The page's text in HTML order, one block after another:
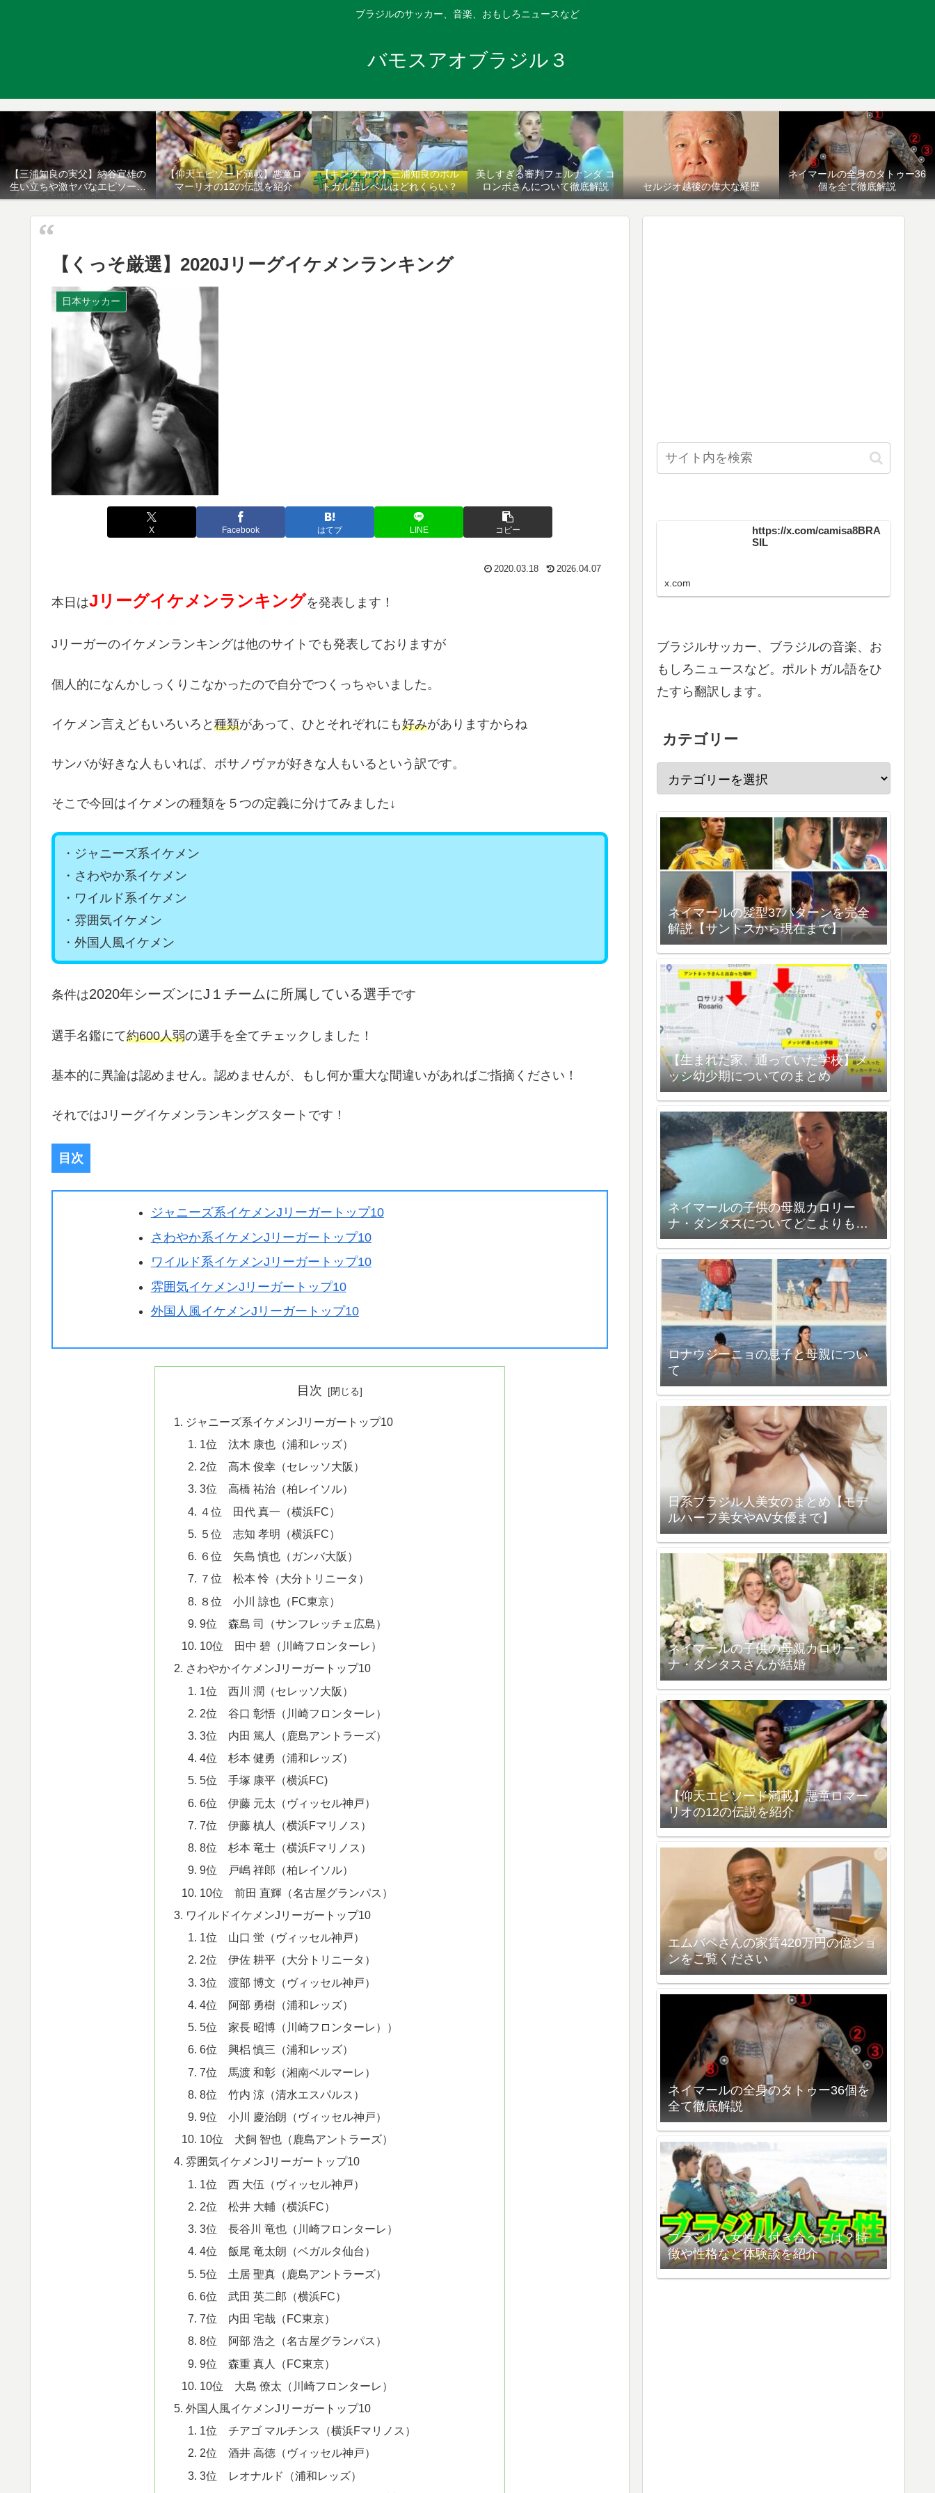
ブラジルのサッカー、音楽、おもしろニュースなど
バモスアオブラジル３
【三浦知良の実父】納谷宣雄の
生い立ちや激ヤバなエピソード
について
【仰天エピソード満載】悪童ロ
マーリオの12の伝説を紹介
【キング カズ】三浦知良のポル
トガル語レベルはどれくらい？
美しすぎる審判フェルナンダ コ
ロンボさんについて徹底解説
セルジオ越後の偉大な経歴
ネイマールの全身のタトゥー36
個を全て徹底解説
【くっそ厳選】2020Jリーグイケメンランキング
日本サッカー
X Facebook はてブ LINE コピー
2020.03.18 2026.04.07
本日はJリーグイケメンランキングを発表します！
Jリーガーのイケメンランキングは他のサイトでも発表しておりますが
個人的になんかしっくりこなかったので自分でつくっちゃいました。
イケメン言えどもいろいろと 種類があって、ひとそれぞれにも好みがありますからね
サンバが好きな人もいれば、ボサノヴァが好きな人もいるという訳です。
そこで今回はイケメンの種類を５つの定義に分けてみました↓
・ジャニーズ系イケメン
・さわやか系イケメン
・ワイルド系イケメン
・雰囲気イケメン
・外国人風イケメン
条件は2020年シーズンにJ１チームに所属している選手です
選手名鑑にて約600人弱の選手を全てチェックしました！
基本的に異論は認めません。認めませんが、もし何か重大な間違いがあればご指摘ください！
それではJリーグイケメンランキングスタートです！
目次
ジャニーズ系イケメンJリーガートップ10
さわやか系イケメンJリーガートップ10
ワイルド系イケメンJリーガートップ10
雰囲気イケメンJリーガートップ10
外国人風イケメンJリーガートップ10
目次
ジャニーズ系イケメンJリーガートップ10
1位 汰木 康也（浦和レッズ）
2位 高木 俊幸（セレッソ大阪）
3位 高橋 祐治（柏レイソル）
４位 田代 真一（横浜FC）
５位 志知 孝明（横浜FC）
６位 矢島 慎也（ガンバ大阪）
７位 松本 怜（大分トリニータ）
８位 小川 諒也（FC東京）
9位 森島 司（サンフレッチェ広島）
10位 田中 碧（川崎フロンターレ）
さわやかイケメンJリーガートップ10
1位 西川 潤（セレッソ大阪）
2位 谷口 彰悟（川崎フロンターレ）
3位 内田 篤人（鹿島アントラーズ）
4位 杉本 健勇（浦和レッズ）
5位 手塚 康平（横浜FC)
6位 伊藤 元太（ヴィッセル神戸）
7位 伊藤 槙人（横浜Fマリノス）
8位 杉本 竜士（横浜Fマリノス）
9位 戸嶋 祥郎（柏レイソル）
10位 前田 直輝（名古屋グランパス）
ワイルドイケメンJリーガートップ10
1位 山口 蛍（ヴィッセル神戸）
2位 伊佐 耕平（大分トリニータ）
3位 渡部 博文（ヴィッセル神戸）
4位 阿部 勇樹（浦和レッズ）
5位 家長 昭博（川崎フロンターレ））
6位 興梠 慎三（浦和レッズ）
7位 馬渡 和彰（湘南ベルマーレ）
8位 竹内 涼（清水エスパルス）
9位 小川 慶治朗（ヴィッセル神戸）
10位 犬飼 智也（鹿島アントラーズ）
雰囲気イケメンJリーガートップ10
1位 西 大伍（ヴィッセル神戸）
2位 松井 大輔（横浜FC）
3位 長谷川 竜也（川崎フロンターレ）
4位 飯尾 竜太朗（ベガルタ仙台）
5位 土居 聖真（鹿島アントラーズ）
6位 武田 英二郎（横浜FC）
7位 内田 宅哉（FC東京）
8位 阿部 浩之（名古屋グランパス）
9位 森重 真人（FC東京）
10位 大島 僚太（川崎フロンターレ）
外国人風イケメンJリーガートップ10
1位 チアゴ マルチンス（横浜Fマリノス）
2位 酒井 高徳（ヴィッセル神戸）
3位 レオナルド（浦和レッズ）
https://x.com/camisa8BRA
SIL
x.com
ブラジルサッカー、ブラジルの音楽、お
もしろニュースなど。ポルトガル語をひ
たすら翻訳します。
カテゴリー
ネイマールの髪型37パターンを完全
解説【サントスから現在まで】
【生まれた家、通っていた学校】メ
ッシ幼少期についてのまとめ
ネイマールの子供の母親カロリー
ナ・ダンタスについてどこよりも詳
しく解説
ロナウジーニョの息子と母親につい
て
日系ブラジル人美女のまとめ【モデ
ルハーフ美女やAV女優まで】
ネイマールの子供の母親カロリー
ナ・ダンタスさんが結婚
【仰天エピソード満載】悪童ロマー
リオの12の伝説を紹介
エムバペさんの家賃420万円の億ショ
ンをご覧ください
ネイマールの全身のタトゥー36個を
全て徹底解説
ブラジル人女性と付き合うには？特
徴や性格など体験談を紹介